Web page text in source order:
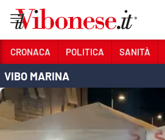
Sezioni
CRONACA
POLITICA
CRONACA POLITICA SANITÀ
VIBO MARINA